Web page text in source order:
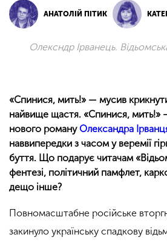
АНАТОЛІЙ ПІТИК
Олексндр Ірванець.
«Спинися, мить!» — мусив
найвище щастя. «Спинися, мить!»
нового роману Олександра
наввипередки з часом у веремії
буття. Що подарує читачам
фентезі, політичний памфлет,
дещо інше?
Повномасштабне російське
закинуло українську спадкову